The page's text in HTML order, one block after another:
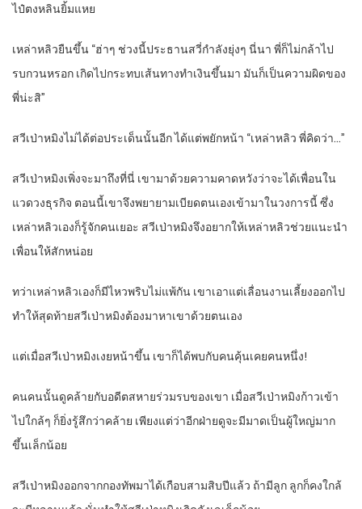
ไป๋ตงหลินยิ้มแหย
เหล่าหลิวยืนขึ้น “ฮ่าๆ ช่วงนี้ประธานสวี่กำลังยุ่งๆ นี่นา พี่ก็ไม่กล้าไป
รบกวนหรอก เกิดไปกระทบเส้นทางทำเงินขึ้นมา มันก็เป็นความผิดของ
พี่น่ะสิ”
สวีเป่าหมิงไม่ได้ต่อประเด็นนั้นอีก ได้แต่พยักหน้า “เหล่าหลิว พี่คิดว่า…”
สวีเป่าหมิงเพิ่งจะมาถึงที่นี่ เขามาด้วยความคาดหวังว่าจะได้เพื่อนใน
แวดวงธุรกิจ ตอนนี้เขาจึงพยายามเบียดตนเองเข้ามาในวงการนี้ ซึ่ง
เหล่าหลิวเองก็รู้จักคนเยอะ สวีเป่าหมิงจึงอยากให้เหล่าหลิวช่วยแนะนำ
เพื่อนให้สักหน่อย
ทว่าเหล่าหลิวเองก็มีไหวพริบไม่แพ้กัน เขาเอาแต่เลื่อนงานเลี้ยงออกไป
ทำให้สุดท้ายสวีเป่าหมิงต้องมาหาเขาด้วยตนเอง
แต่เมื่อสวีเป่าหมิงเงยหน้าขึ้น เขาก็ได้พบกับคนคุ้นเคยคนหนึ่ง!
คนคนนั้นดูคล้ายกับอดีตสหายร่วมรบของเขา เมื่อสวีเป่าหมิงก้าวเข้า
ไปใกล้ๆ ก็ยิ่งรู้สึกว่าคล้าย เพียงแต่ว่าอีกฝ่ายดูจะมีมาดเป็นผู้ใหญ่มาก
ขึ้นเล็กน้อย
สวีเป่าหมิงออกจากกองทัพมาได้เกือบสามสิบปีแล้ว ถ้ามีลูก ลูกก็คงใกล้